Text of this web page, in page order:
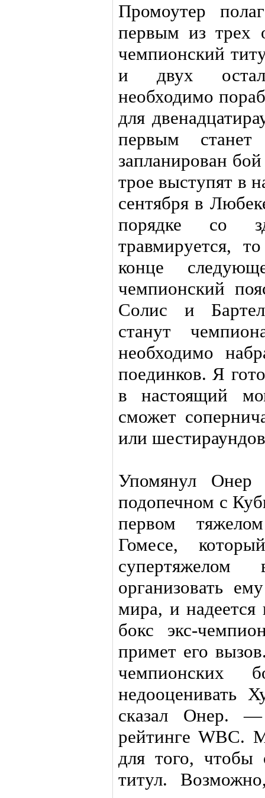
Промоутер
первым из трех
чемпионский
и двух
необходимо
для
первым
запланирован
трое выступят в
сентября в
порядке со
травмируется,
конце
чемпионский
Солис и
станут
необходимо
поединков. Я
в настоящий
сможет
или
Упомянул
подопечном с
первом
Гомесе,
организовать
мира, и
бокс экс-
примет его
чемпионских
недооценивать
сказал Онер.
рейтинге WBC.
для того, чтобы
титул.